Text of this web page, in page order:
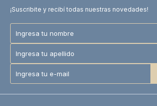
¡Suscribite y recibí todas nuestras novedades!